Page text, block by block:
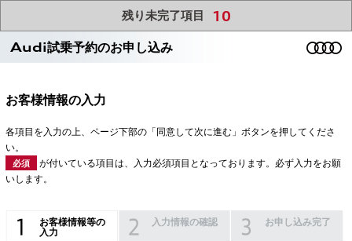
Audi試乗予約のお申し込み
お客様情報の入力
各項目を入力の上、ページ下部の「同意して次に進む」ボタンを押してくださ
い。
必須
が付いている項目は、入力必須項目となっております。必ず入力をお願
いします。
お客様情報等の
入力
入力情報の確認 お申し込み完了
残り未完了項目 10